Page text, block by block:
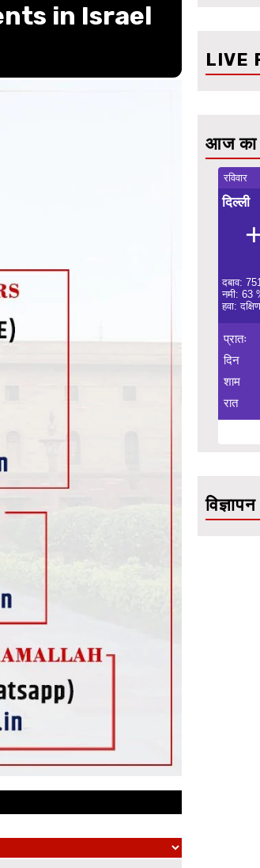
in Israel
LIVE
आज का
रविवार
दिल्ली
दबाव:
नमी: 63
हवा:
प्रातः
दिन
शाम
रात